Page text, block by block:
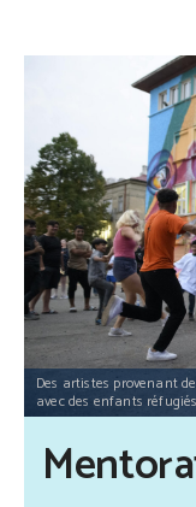
Des artistes provenant
avec des enfants